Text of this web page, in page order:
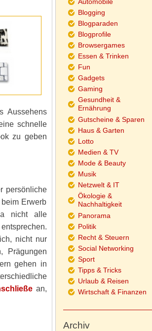
Aussehens
schnelle
zu geben
persönliche
Erwerb
nicht alle
nicht nur
Prägungen
gehen in
an,
Blogging
Blogparaden
Blogprofile
Browsergames
Essen & Trinken
Fun
Gadgets
Gaming
Gesundheit &
Ernährung
Gutscheine & Sparen
Haus & Garten
Lotto
Medien & TV
Mode & Beauty
Musik
Netzwelt & IT
Ökologie &
Nachhaltigkeit
Panorama
Politik
Recht & Steuern
Social Networking
Sport
Tipps & Tricks
Urlaub & Reisen
Wirtschaft & Finanzen
Archiv